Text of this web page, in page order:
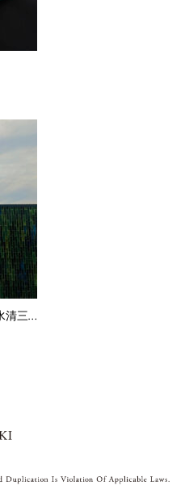
「現代の味酒」の造り手 清水清三郎商店様 作品設置